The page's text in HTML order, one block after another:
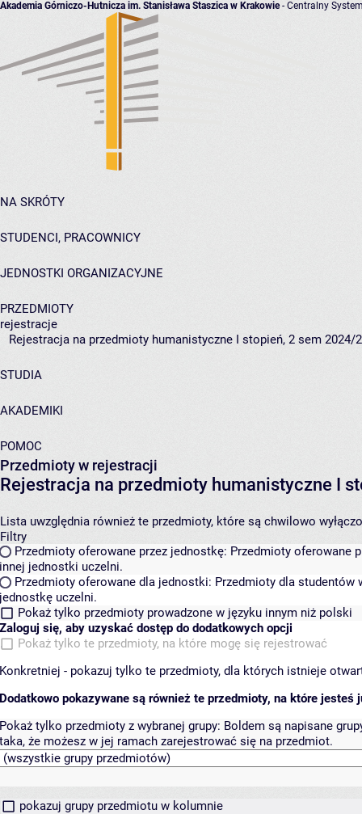
Akademia Górniczo-Hutnicza im. Stanisława Staszica w Krakowie- Centralny
NA SKRÓTY
STUDENCI, PRACOWNICY
JEDNOSTKI ORGANIZACYJNE
PRZEDMIOTY
rejestracje
Rejestracja na przedmioty humanistyczne I stopień, 2 sem 2024/
STUDIA
AKADEMIKI
POMOC
Przedmioty w rejestracji
Rejestracja na przedmioty humanistyczne I
Lista uwzględnia również te przedmioty, które są chwilowo
Filtry
Przedmioty oferowane przez jednostkę: Przedmioty oferowane
innej jednostki uczelni.
Przedmioty oferowane dla jednostki: Przedmioty dla studentów
jednostkę uczelni.
Pokaż tylko przedmioty prowadzone w języku innym niż polski
Zaloguj się, aby uzyskać dostęp do dodatkowych opcji
Pokaż tylko te przedmioty, na które mogę się rejestrować
Konkretniej - pokazuj tylko te przedmioty, dla których istnieje
Dodatkowo pokazywane są również te przedmioty, na które jesteś
Pokaż tylko przedmioty z wybranej grupy: Boldem są napisane
taka, że możesz w jej ramach zarejestrować się na przedmiot.
pokazuj grupy przedmiotu w kolumnie